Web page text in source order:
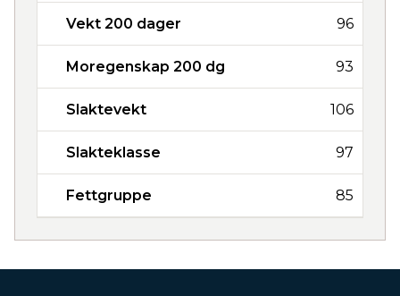
Vekt 200 dager 96
Moregenskap 200 dg 93
Slaktevekt 106
Slakteklasse 97
Fettgruppe 85